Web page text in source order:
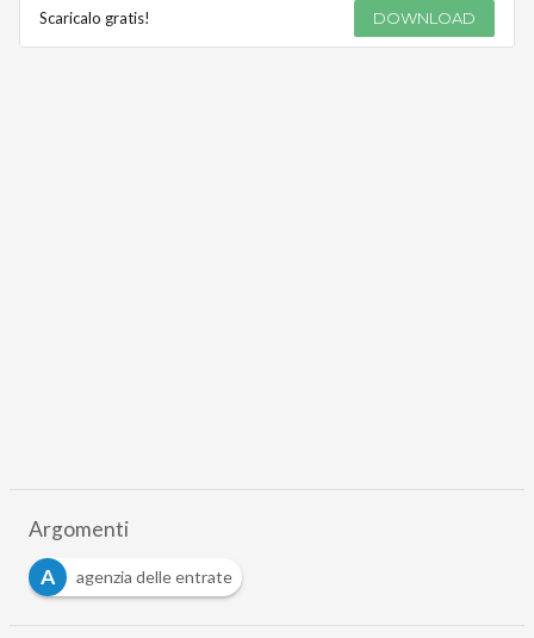
Scaricalo gratis! DOWNLOAD
Argomenti
A
agenzia delle entrate